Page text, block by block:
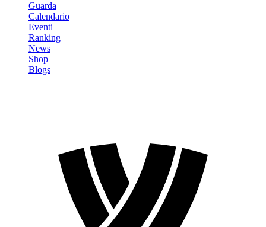
Guarda
Calendario
Eventi
Ranking
News
Shop
Blogs